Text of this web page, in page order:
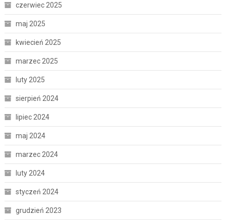
czerwiec 2025
maj 2025
kwiecień 2025
marzec 2025
luty 2025
sierpień 2024
lipiec 2024
maj 2024
marzec 2024
luty 2024
styczeń 2024
grudzień 2023